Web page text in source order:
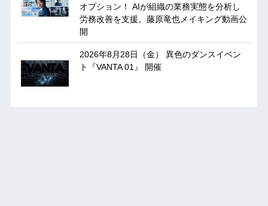
オプション！ AIが組織の業務実態を分析し
労務改善を支援。藤原竜也メイキング動画公
開
2026年8月28日（金） 異色のダンスイベン
ト『VANTA 01』 開催